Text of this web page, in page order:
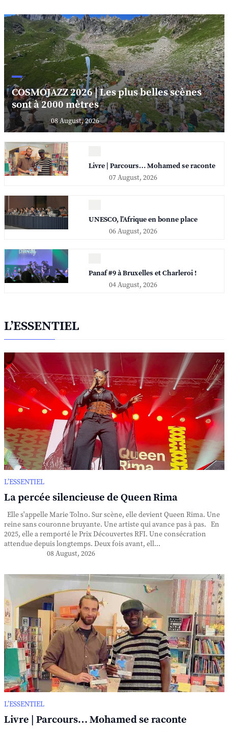
COSMOJAZZ 2026 | Les plus belles scènes
sont à 2000 mètres
08 August, 2026
Livre | Parcours… Mohamed se raconte
07 August, 2026
UNESCO, l'Afrique en bonne place
06 August, 2026
Panaf #9 à Bruxelles et Charleroi !
04 August, 2026
L’ESSENTIEL
L’ESSENTIEL
La percée silencieuse de Queen Rima
Elle s'appelle Marie Tolno. Sur scène, elle devient Queen Rima. Une
reine sans couronne bruyante. Une artiste qui avance pas à pas. En
2025, elle a remporté le Prix Découvertes RFI. Une consécration
attendue depuis longtemps. Deux fois avant, ell...
08 August, 2026
L’ESSENTIEL
Livre | Parcours… Mohamed se raconte